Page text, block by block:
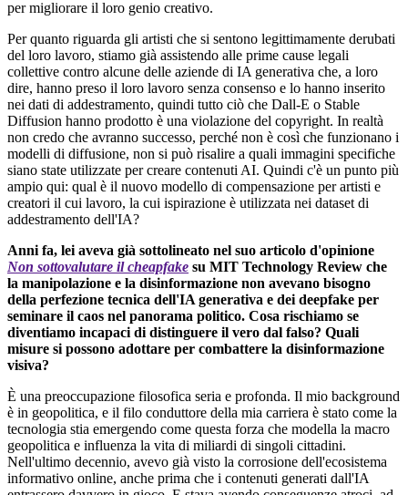
per migliorare il loro genio creativo.
Per quanto riguarda gli artisti che si sentono legittimamente derubati
del loro lavoro, stiamo già assistendo alle prime cause legali
collettive contro alcune delle aziende di IA generativa che, a loro
dire, hanno preso il loro lavoro senza consenso e lo hanno inserito
nei dati di addestramento, quindi tutto ciò che Dall-E o Stable
Diffusion hanno prodotto è una violazione del copyright. In realtà
non credo che avranno successo, perché non è così che funzionano i
modelli di diffusione, non si può risalire a quali immagini specifiche
siano state utilizzate per creare contenuti AI. Quindi c'è un punto più
ampio qui: qual è il nuovo modello di compensazione per artisti e
creatori il cui lavoro, la cui ispirazione è utilizzata nei dataset di
addestramento dell'IA?
Anni fa, lei aveva già sottolineato nel suo articolo d'opinione
Non sottovalutare il cheapfake su MIT Technology Review che
la manipolazione e la disinformazione non avevano bisogno
della perfezione tecnica dell'IA generativa e dei deepfake per
seminare il caos nel panorama politico. Cosa rischiamo se
diventiamo incapaci di distinguere il vero dal falso? Quali
misure si possono adottare per combattere la disinformazione
visiva?
È una preoccupazione filosofica seria e profonda. Il mio background
è in geopolitica, e il filo conduttore della mia carriera è stato come la
tecnologia stia emergendo come questa forza che modella la macro
geopolitica e influenza la vita di miliardi di singoli cittadini.
Nell'ultimo decennio, avevo già visto la corrosione dell'ecosistema
informativo online, anche prima che i contenuti generati dall'IA